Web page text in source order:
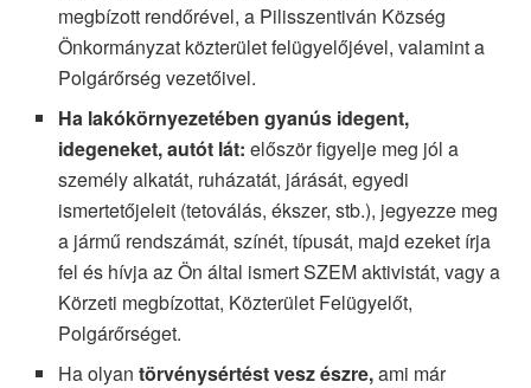
megbízott rendőrével, a Pilisszentiván Község
Önkormányzat közterület felügyelőjével, valamint a
Polgárőrség vezetőivel.
Ha lakókörnyezetében gyanús idegent,
idegeneket, autót lát:először figyelje meg jól a
személy alkatát, ruházatát, járását, egyedi
ismertetőjeleit (tetoválás, ékszer, stb.), jegyezze meg
a jármű rendszámát, színét, típusát, majd ezeket írja
fel és hívja az Ön által ismert SZEM aktivistát, vagy a
Körzeti megbízottat, Közterület Felügyelőt,
Polgárőrséget.
Ha olyantörvénysértést vesz észre,ami már